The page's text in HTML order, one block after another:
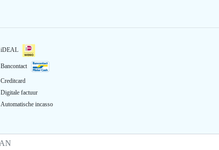
iDEAL
Bancontact
Creditcard
Digitale factuur
Automatische incasso